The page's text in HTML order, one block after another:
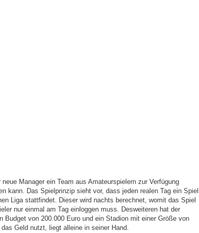
Manager ein Team aus Amateurspielern zur Verfügung
kann. Das Spielprinzip sieht vor, dass jeden realen Tag ein Spiel
Liga stattfindet. Dieser wird nachts berechnet, womit das Spiel
nur einmal am Tag einloggen muss. Desweiteren hat der
Budget von 200.000 Euro und ein Stadion mit einer Größe von
Geld nutzt, liegt alleine in seiner Hand.